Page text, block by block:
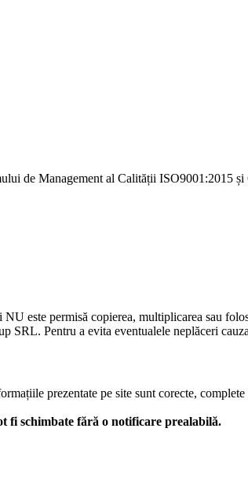
de Management al Calității ISO9001:2015
este permisă copierea, multiplicarea sau
SRL. Pentru a evita eventualele neplăceri
prezentate pe site sunt corecte,
fi schimbate fără o notificare prealabilă.